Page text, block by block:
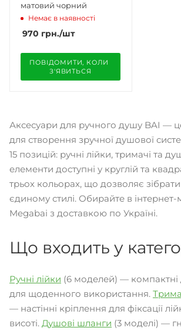
матовий чорний
Немає в наявності
970 грн./шт
ПОВІДОМИТИ, КОЛИ
З'ЯВИТЬСЯ
Аксесуари для ручного душу BAI —
для створення зручної душової
15 позицій: ручні лійки, тримачі та
елементи доступні у круглій та
трьох кольорах, що дозволяє
єдиному стилі. Обирайте в інтернет-
Megabai з доставкою по Україні.
Що входить у
Ручні лійки (6 моделей) — компактні
для щоденного використання.
— настінні кріплення для фіксації
висоті. Душові шланги (3 моделі) —